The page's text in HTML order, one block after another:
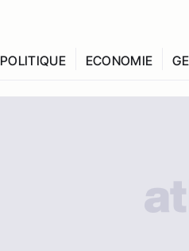
POLITIQUE ECONOMIE